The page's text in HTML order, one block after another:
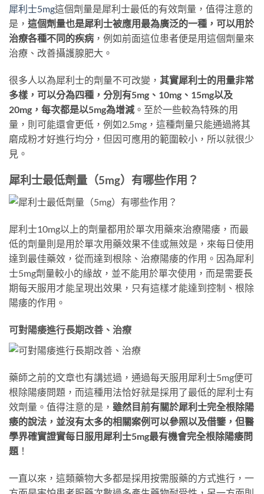
犀利士5mg這個劑量是犀利士最低的有效劑量，值得注意的
是， 這個劑量也是犀利士被應用最為廣泛的一種，可以用於
治療各種不同的疾病 ，例如前面這位患者便是用這個劑量來
治療、改善攝護腺肥大。
很多人以為犀利士的劑量不可改變， 其實犀利士的用量非常
多樣，可以分為四種，分別有5mg、10mg、15mg以及
20mg，每次都是以5mg為增減。至於一些較為特殊的用
量，則可能還會更低，例如2.5mg，這種劑量只能通過將其
磨成粉才好進行均分，但因可應用的範圍較小，所以就很少
見。
犀利士最低劑量（5mg）有哪些作用？
犀利士10mg以上的劑量都用於單次用藥來治療陽痿，而最
低的劑量則是用於單次用藥效果不佳或無效是，來每日使用
達到最佳藥效，從而達到根除、治療陽痿的作用。因為犀利
士5mg劑量較小的緣故，並不能用於單次使用，而是需要長
期每天服用才能呈現出效果，只有這樣才能達到控制、根除
陽痿的作用。
可對陽痿進行長期改善、治療
藥師之前的文章也有講述過，通過每天服用犀利士5mg便可
根除陽痿問題，而這種用法恰好就是採用了最低的犀利士有
效劑量。值得注意的是， 雖然目前有關於犀利士完全根除陽
痿的說法，並沒有太多的相關案例可以參照以及借鑒，但醫
學界確實證實每日服用犀利士5mg最有機會完全根除陽痿問
題 ！
一直以來，這類藥物大多都是採用按需服藥的方式進行，一